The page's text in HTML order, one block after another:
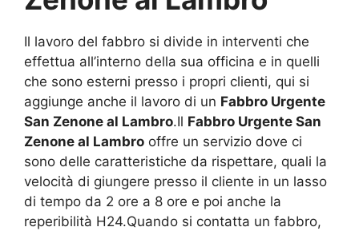
Il lavoro del fabbro si divide in interventi che
effettua all’interno della sua officina e in quelli
che sono esterni presso i propri clienti, qui si
aggiunge anche il lavoro di un Fabbro Urgente
San Zenone al Lambro.Il Fabbro Urgente San
Zenone al Lambro offre un servizio dove ci
sono delle caratteristiche da rispettare, quali la
velocità di giungere presso il cliente in un lasso
di tempo da 2 ore a 8 ore e poi anche la
reperibilità H24.Quando si contatta un fabbro,